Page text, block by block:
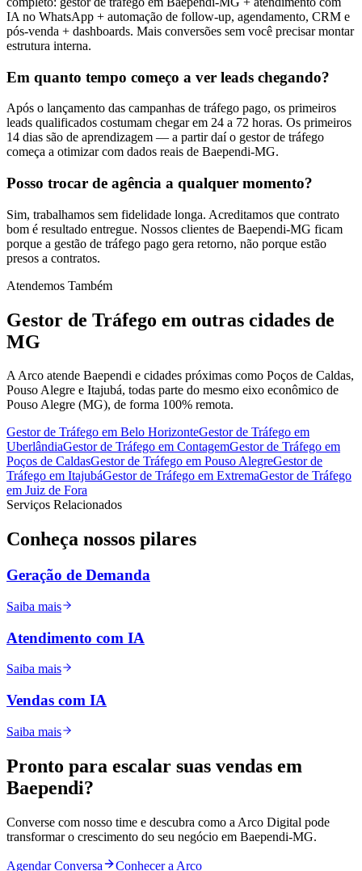
IA no WhatsApp + automação de follow-up, agendamento, CRM e
pós-venda + dashboards. Mais conversões sem você precisar montar
estrutura interna.
Em quanto tempo começo a ver leads chegando?
Após o lançamento das campanhas de tráfego pago, os primeiros
leads qualificados costumam chegar em 24 a 72 horas. Os primeiros
14 dias são de aprendizagem — a partir daí o gestor de tráfego
começa a otimizar com dados reais de Baependi-MG.
Posso trocar de agência a qualquer momento?
Sim, trabalhamos sem fidelidade longa. Acreditamos que contrato
bom é resultado entregue. Nossos clientes de Baependi-MG ficam
porque a gestão de tráfego pago gera retorno, não porque estão
presos a contratos.
Atendemos Também
Gestor de Tráfego em outras cidades de
MG
A Arco atende Baependi e cidades próximas como Poços de Caldas,
Pouso Alegre e Itajubá, todas parte do mesmo eixo econômico de
Pouso Alegre (MG), de forma 100% remota.
Gestor de Tráfego em Belo HorizonteGestor de Tráfego em
UberlândiaGestor de Tráfego em ContagemGestor de Tráfego em
Poços de CaldasGestor de Tráfego em Pouso AlegreGestor de
Tráfego em ItajubáGestor de Tráfego em ExtremaGestor de Tráfego
em Juiz de Fora
Serviços Relacionados
Conheça nossos pilares
Geração de Demanda
Saiba mais
Atendimento com IA
Saiba mais
Vendas com IA
Saiba mais
Pronto para escalar suas vendas em
Baependi?
Converse com nosso time e descubra como a Arco Digital pode
transformar o crescimento do seu negócio em Baependi-MG.
Agendar Conversa Conhecer a Arco